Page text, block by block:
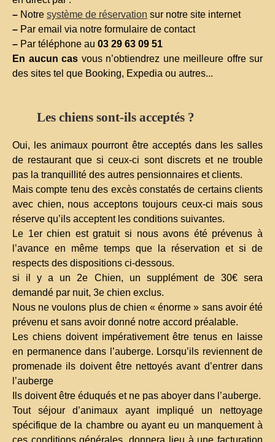
– Notre système de réservation sur notre site internet
– Par email via notre formulaire de contact
– Par téléphone au 03 29 63 09 51
En aucun cas vous n’obtiendrez une meilleure offre sur
des sites tel que Booking, Expedia ou autres...
Les chiens sont-ils acceptés ?
Oui, les animaux pourront être acceptés dans les salles
de restaurant que si ceux-ci sont discrets et ne trouble
pas la tranquillité des autres pensionnaires et clients.
Mais compte tenu des excès constatés de certains clients
avec chien, nous acceptons toujours ceux-ci mais sous
réserve qu’ils acceptent les conditions suivantes.
Le 1er chien est gratuit si nous avons été prévenus à
l’avance en même temps que la réservation et si de
respects des dispositions ci-dessous.
si il y a un 2e Chien, un supplément de 30€ sera
demandé par nuit, 3e chien exclus.
Nous ne voulons plus de chien « énorme » sans avoir été
prévenu et sans avoir donné notre accord préalable.
Les chiens doivent impérativement être tenus en laisse
en permanence dans l’auberge. Lorsqu’ils reviennent de
promenade ils doivent être nettoyés avant d’entrer dans
l’auberge
Ils doivent être éduqués et ne pas aboyer dans l’auberge.
Tout séjour d’animaux ayant impliqué un nettoyage
spécifique de la chambre ou ayant eu un manquement à
ces conditions générales, donnera lieu à une facturation